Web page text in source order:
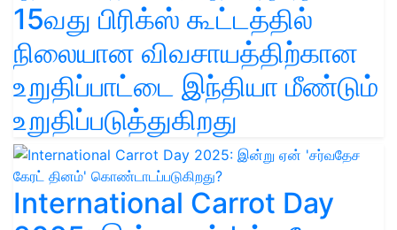
15வது பிரிக்ஸ் கூட்டத்தில்
நிலையான விவசாயத்திற்கான
உறுதிப்பாட்டை இந்தியா மீண்டும்
உறுதிப்படுத்துகிறது
International Carrot Day